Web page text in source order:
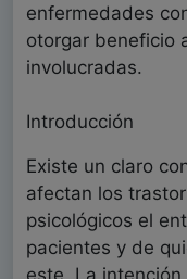
enfermedades
otorgar beneficio
involucradas.
Introducción
Existe un claro
afectan los
psicológicos el
pacientes y de
este. La